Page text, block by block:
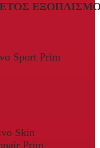
Sport Prim
Skin
Prim